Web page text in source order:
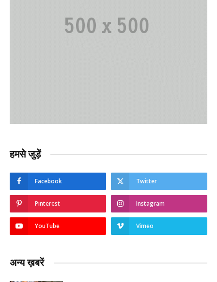
हमसे जुड़ें
Facebook Twitter
Pinterest Instagram
YouTube Vimeo
अन्य ख़बरें